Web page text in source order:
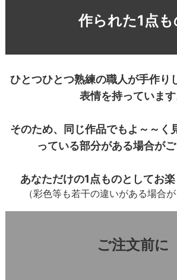
作られた1点も
ひとつひとつ熟練の職人が手作り
表情を持っています
そのため、同じ作品でもよ～～く
っている部分がある場合がご
あなただけの1点ものとしてお
（彩色等も若干の違いがある場合が
ご注文前に